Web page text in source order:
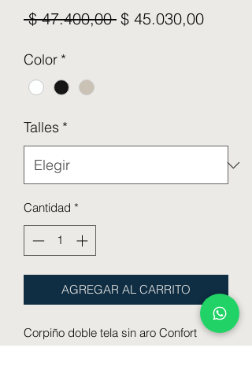
$ 47.400,00 Precio
$ 45.030,00Precio
Color *
Talles *
Cantidad *
AGREGAR AL CARRITO
Corpiño doble tela sin aro Confort
Microfibra